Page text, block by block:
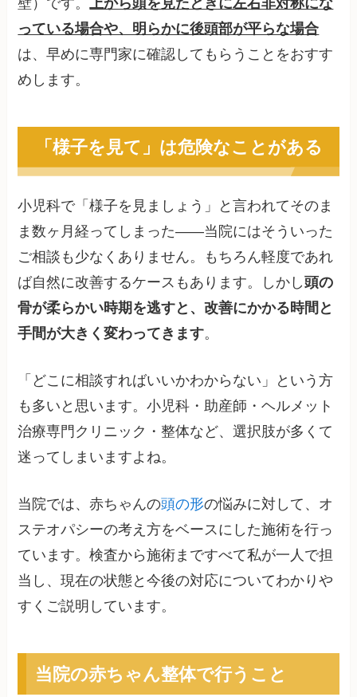
っている場合や、明らかに後頭部が平らな場合
は、早めに専門家に確認してもらうことをおすす
めします。
「様子を見て」は危険なことがある
小児科で「様子を見ましょう」と言われてそのま
ま数ヶ月経ってしまった——当院にはそういった
ご相談も少なくありません。もちろん軽度であれ
ば自然に改善するケースもあります。しかし頭の
骨が柔らかい時期を逃すと、改善にかかる時間と
手間が大きく変わってきます。
「どこに相談すればいいかわからない」という方
も多いと思います。小児科・助産師・ヘルメット
治療専門クリニック・整体など、選択肢が多くて
迷ってしまいますよね。
当院では、赤ちゃんの頭の形の悩みに対して、オ
ステオパシーの考え方をベースにした施術を行っ
ています。検査から施術まですべて私が一人で担
当し、現在の状態と今後の対応についてわかりや
すくご説明しています。
当院の赤ちゃん整体で行うこと